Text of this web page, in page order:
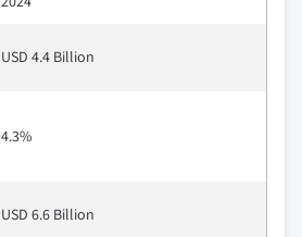
USD 4.4 Billion
4.3%
USD 6.6 Billion